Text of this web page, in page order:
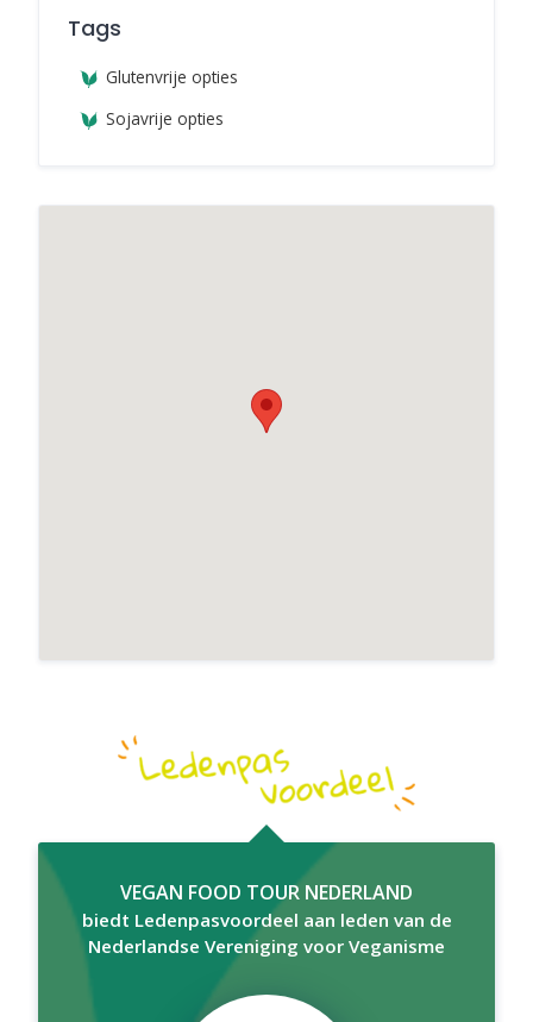
Tags
Glutenvrije opties
Sojavrije opties
VEGAN FOOD TOUR NEDERLAND
biedt Ledenpasvoordeel aan leden van de
Nederlandse Vereniging voor Veganisme